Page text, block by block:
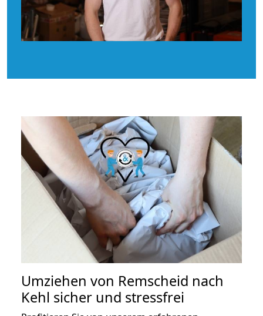
Umziehen von Remscheid nach
Kehl sicher und stressfrei